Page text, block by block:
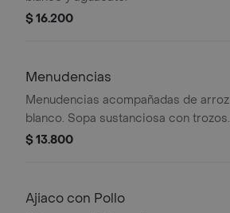
$ 16.200
Menudencias
Menudencias acompañadas de arroz
blanco. Sopa sustanciosa con trozos
de vísceras y vegetales.
$ 13.800
Ajiaco con Pollo